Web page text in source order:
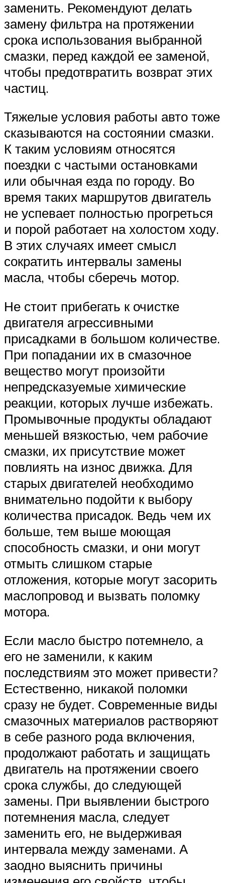
заменить. Рекомендуют делать
замену фильтра на протяжении
срока использования выбранной
смазки, перед каждой ее заменой,
чтобы предотвратить возврат этих
частиц.
Тяжелые условия работы авто тоже
сказываются на состоянии смазки.
К таким условиям относятся
поездки с частыми остановками
или обычная езда по городу. Во
время таких маршрутов двигатель
не успевает полностью прогреться
и порой работает на холостом ходу.
В этих случаях имеет смысл
сократить интервалы замены
масла, чтобы сберечь мотор.
Не стоит прибегать к очистке
двигателя агрессивными
присадками в большом количестве.
При попадании их в смазочное
вещество могут произойти
непредсказуемые химические
реакции, которых лучше избежать.
Промывочные продукты обладают
меньшей вязкостью, чем рабочие
смазки, их присутствие может
повлиять на износ движка. Для
старых двигателей необходимо
внимательно подойти к выбору
количества присадок. Ведь чем их
больше, тем выше моющая
способность смазки, и они могут
отмыть слишком старые
отложения, которые могут засорить
маслопровод и вызвать поломку
мотора.
Если масло быстро потемнело, а
его не заменили, к каким
последствиям это может привести?
Естественно, никакой поломки
сразу не будет. Современные виды
смазочных материалов растворяют
в себе разного рода включения,
продолжают работать и защищать
двигатель на протяжении своего
срока службы, до следующей
замены. При выявлении быстрого
потемнения масла, следует
заменить его, не выдерживая
интервала между заменами. А
заодно выяснить причины